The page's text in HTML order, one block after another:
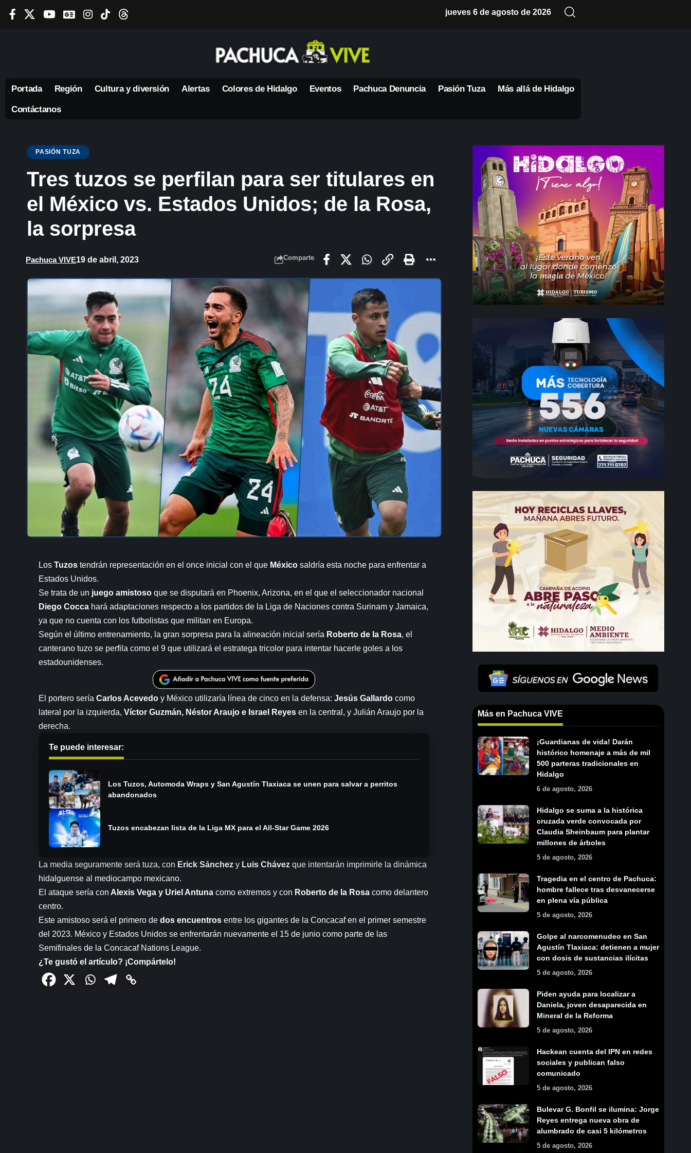
jueves 6 de agosto de 2026
Portada Región Cultura y diversión Alertas Colores de Hidalgo Eventos Pachuca Denuncia Pasión Tuza Más allá de Hidalgo
Contáctanos
PASIÓN TUZA
Tres tuzos se perfilan para ser titulares en
el México vs. Estados Unidos; de la Rosa,
la sorpresa
Pachuca VIVE19 de abril, 2023 Comparte
LosTuzos tendrán representación en el once inicial con el que México saldría esta noche para enfrentar a
Estados Unidos.
Se trata de un juego amistoso que se disputará en Phoenix, Arizona, en el que el seleccionador nacional
Diego Cocca hará adaptaciones respecto a los partidos de la Liga de Naciones contra Surinam y Jamaica,
ya que no cuenta con los futbolistas que militan en Europa.
Según el último entrenamiento, la gran sorpresa para la alineación inicial sería Roberto de la Rosa, el
canterano tuzo se perfila como el 9 que utilizará el estratega tricolor para intentar hacerle goles a los
estadounidenses.
El portero seríaCarlos Acevedo y México utilizaría línea de cinco en la defensa:Jesús Gallardo como
lateral por la izquierda, Víctor Guzmán, Néstor Araujo e Israel Reyes en la central, y Julián Araujo por la
derecha.
Te puede interesar:
Los Tuzos, Automoda Wraps y San Agustín Tlaxiaca se unen para salvar a perritos
abandonados
Tuzos encabezan lista de la Liga MX para el All-Star Game 2026
La media seguramente será tuza, con Erick Sánchez y Luis Chávez que intentarán imprimirle la dinámica
hidalguense al mediocampo mexicano.
El ataque sería con Alexis Vega y Uriel Antuna como extremos y con Roberto de la Rosa como delantero
centro.
Este amistoso será el primero dedos encuentros entre los gigantes de la Concacaf en el primer semestre
del 2023. México y Estados Unidos se enfrentarán nuevamente el 15 de junio como parte de las
Semifinales de la Concacaf Nations League.
¿Te gustó el artículo? ¡Compártelo!
Más en Pachuca VIVE
¡Guardianas de vida! Darán
histórico homenaje a más de mil
500 parteras tradicionales en
Hidalgo
6 de agosto, 2026
Hidalgo se suma a la histórica
cruzada verde convocada por
Claudia Sheinbaum para plantar
millones de árboles
5 de agosto, 2026
Tragedia en el centro de Pachuca:
hombre fallece tras desvanecerse
en plena vía pública
5 de agosto, 2026
Golpe al narcomenudeo en San
Agustín Tlaxiaca: detienen a mujer
con dosis de sustancias ilícitas
5 de agosto, 2026
Piden ayuda para localizar a
Daniela, joven desaparecida en
Mineral de la Reforma
5 de agosto, 2026
Hackean cuenta del IPN en redes
sociales y publican falso
comunicado
5 de agosto, 2026
Bulevar G. Bonfil se ilumina: Jorge
Reyes entrega nueva obra de
alumbrado de casi 5 kilómetros
5 de agosto, 2026